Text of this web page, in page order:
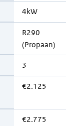
4kW
R290
(Propaan)
3
€2.125
€2.775